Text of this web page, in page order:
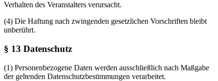
Verhalten des Veranstalters verursacht.
(4) Die Haftung nach zwingenden gesetzlichen Vorschriften bleibt
unberührt.
§ 13 Datenschutz
(1) Personenbezogene Daten werden ausschließlich nach Maßgabe
der geltenden Datenschutzbestimmungen verarbeitet.